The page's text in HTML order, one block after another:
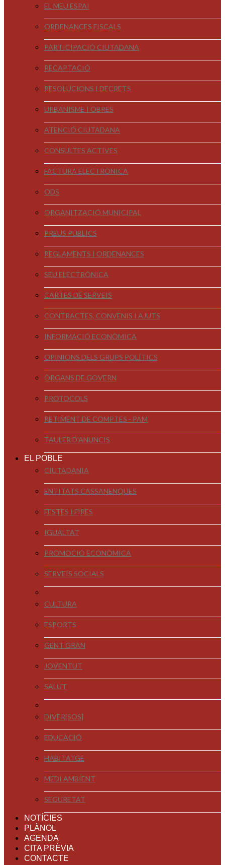
EL MEU ESPAI
ORDENANCES FISCALS
PARTICIPACIÓ CIUTADANA
RECAPTACIÓ
RESOLUCIONS I DECRETS
URBANISME I OBRES
ATENCIÓ CIUTADANA
CONSULTES ACTIVES
FACTURA ELECTRÒNICA
ODS
ORGANITZACIÓ MUNICIPAL
PREUS PÚBLICS
REGLAMENTS I ORDENANCES
SEU ELECTRÒNICA
CARTES DE SERVEIS
CONTRACTES, CONVENIS I AJUTS
INFORMACIÓ ECONÒMICA
OPINIONS DELS GRUPS POLÍTICS
ÒRGANS DE GOVERN
PROTOCOLS
RETIMENT DE COMPTES - PAM
TAULER D'ANUNCIS
EL POBLE
CIUTADANIA
ENTITATS CASSANENQUES
FESTES I FIRES
IGUALTAT
PROMOCIÓ ECONÒMICA
SERVEIS SOCIALS
CULTURA
ESPORTS
GENT GRAN
JOVENTUT
SALUT
DIVER[SOS]
EDUCACIÓ
HABITATGE
MEDI AMBIENT
SEGURETAT
NOTÍCIES
PLÀNOL
AGENDA
CITA PRÈVIA
CONTACTE